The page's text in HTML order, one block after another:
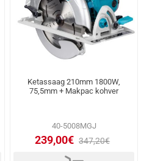
Ketassaag 210mm 1800W,
75,5mm + Makpac kohver
40-5008MGJ
239,00€ 347,20€